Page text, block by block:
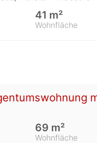
Wohnfläche
41 m²
Wohnfläche
69 m²